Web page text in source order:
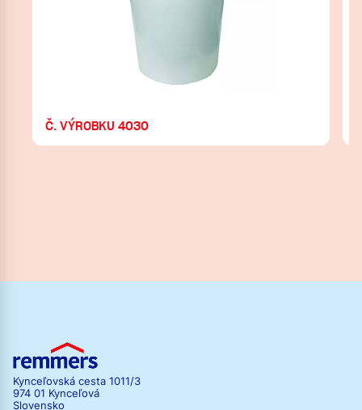
Č. VÝROBKU 4030
Kynceľovská cesta 1011/3
974 01 Kynceľová
Slovensko